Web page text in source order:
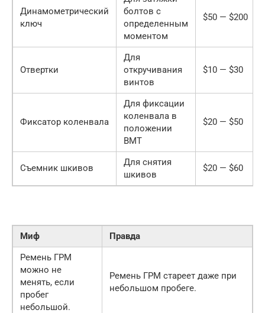
Динамометрический
ключ
болтов с
определенным
моментом
$50 — $200
Отвертки
Для
откручивания
винтов
$10 — $30
Фиксатор коленвала
Для фиксации
коленвала в
положении
ВМТ
$20 — $50
Съемник шкивов
Для снятия
шкивов
$20 — $60
Миф
Правда
Ремень ГРМ
можно не
менять, если
пробег
небольшой.
Ремень ГРМ стареет даже при
небольшом пробеге.